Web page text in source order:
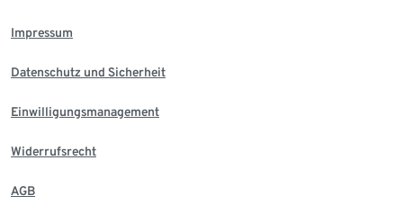
Impressum
Datenschutz und Sicherheit
Einwilligungsmanagement
Widerrufsrecht
AGB